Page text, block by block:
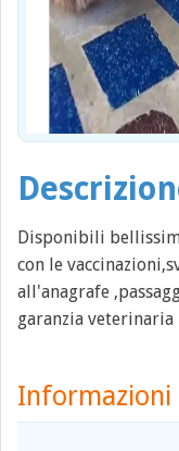
Disponibili
con le
all'anagrafe
garanzia veterinaria
Informazioni